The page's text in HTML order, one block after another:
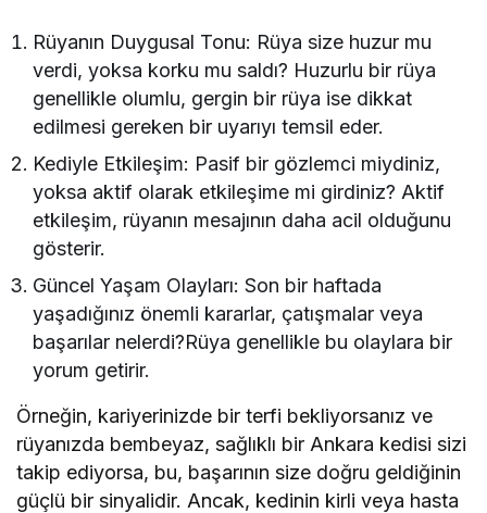
Rüyanın Duygusal Tonu: Rüya size huzur mu
verdi, yoksa korku mu saldı? Huzurlu bir rüya
genellikle olumlu, gergin bir rüya ise dikkat
edilmesi gereken bir uyarıyı temsil eder.
Kediyle Etkileşim: Pasif bir gözlemci miydiniz,
yoksa aktif olarak etkileşime mi girdiniz? Aktif
etkileşim, rüyanın mesajının daha acil olduğunu
gösterir.
Güncel Yaşam Olayları: Son bir haftada
yaşadığınız önemli kararlar, çatışmalar veya
başarılar nelerdi?Rüya genellikle bu olaylara bir
yorum getirir.
Örneğin, kariyerinizde bir terfi bekliyorsanız ve
rüyanızda bembeyaz, sağlıklı bir Ankara kedisi sizi
takip ediyorsa, bu, başarının size doğru geldiğinin
güçlü bir sinyalidir. Ancak, kedinin kirli veya hasta